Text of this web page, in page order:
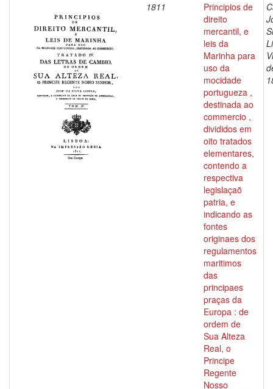
1811
Principios de
direito
mercantil, e
leis da
Marinha para
uso da
mocidade
portugueza ,
destinada ao
commercio ,
divididos em
oito tratados
elementares,
contendo a
respectiva
legislaçaõ
patria, e
indicando as
fontes
originaes dos
regulamentos
maritimos
das
principaes
praças da
Europa : de
ordem de
Sua Alteza
Real, o
Principe
Regente
Nosso